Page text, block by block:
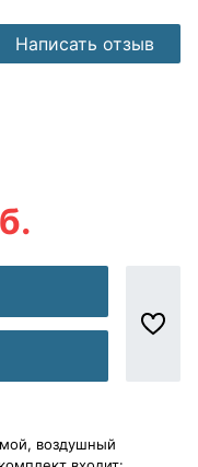
Написать отзыв
воздушный